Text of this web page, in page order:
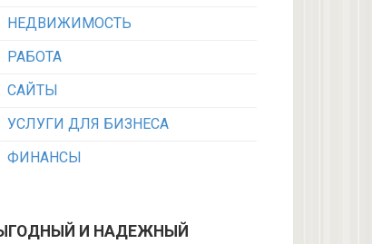
НЕДВИЖИМОСТЬ
РАБОТА
САЙТЫ
УСЛУГИ ДЛЯ БИЗНЕСА
ФИНАНСЫ
И НАДЕЖНЫЙ